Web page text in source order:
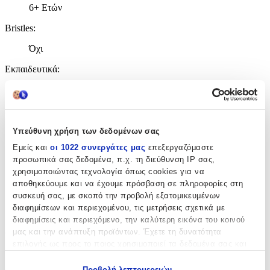
Υπεύθυνη χρήση των δεδομένων σας
Εμείς και οι 1022 συνεργάτες μας επεξεργαζόμαστε
προσωπικά σας δεδομένα, π.χ. τη διεύθυνση IP σας,
χρησιμοποιώντας τεχνολογία όπως cookies για να
αποθηκεύουμε και να έχουμε πρόσβαση σε πληροφορίες στη
συσκευή σας, με σκοπό την προβολή εξατομικευμένων
διαφημίσεων και περιεχομένου, τις μετρήσεις σχετικά με
διαφημίσεις και περιεχόμενο, την καλύτερη εικόνα του κοινού
μας και την ανάπτυξη προϊόντων. Έχετε τη δυνατότητα
6+ Ετών
Bristles:
Όχι
Εκπαιδευτικά:
Αρίθμησης:
Όχι
Κύβοι:
Όχι
Υλικό:
Πλαστικά
Θέμα
Οχήματα-Πλοία